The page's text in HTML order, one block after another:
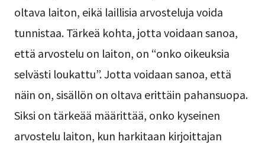
oltava laiton, eikä laillisia arvosteluja voida
tunnistaa. Tärkeä kohta, jotta voidaan sanoa,
että arvostelu on laiton, on “onko oikeuksia
selvästi loukattu”. Jotta voidaan sanoa, että
näin on, sisällön on oltava erittäin pahansuopa.
Siksi on tärkeää määrittää, onko kyseinen
arvostelu laiton, kun harkitaan kirjoittajan